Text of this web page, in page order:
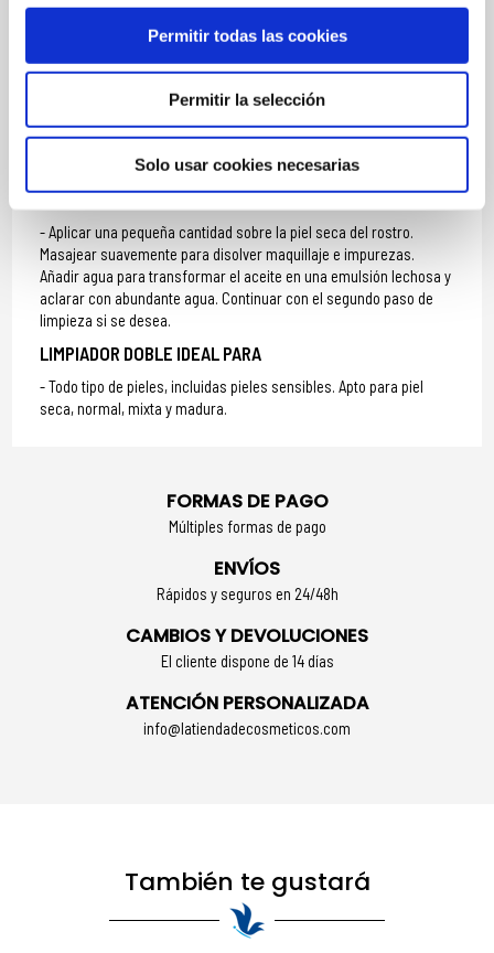
Permitir todas las cookies
Permitir la selección
Solo usar cookies necesarias
MÁS INFORMACIÓN
MODO DE UTILIZACIÓN
Aplicar una pequeña cantidad sobre la piel seca del rostro.
Masajear suavemente para disolver maquillaje e impurezas.
Añadir agua para transformar el aceite en una emulsión lechosa y
aclarar con abundante agua. Continuar con el segundo paso de
limpieza si se desea.
LIMPIADOR DOBLE IDEAL PARA
Todo tipo de pieles, incluidas pieles sensibles. Apto para piel
seca, normal, mixta y madura.
FORMAS DE PAGO
Múltiples formas de pago
ENVÍOS
Rápidos y seguros en 24/48h
CAMBIOS Y DEVOLUCIONES
El cliente dispone de 14 días
ATENCIÓN PERSONALIZADA
info@latiendadecosmeticos.com
También te gustará